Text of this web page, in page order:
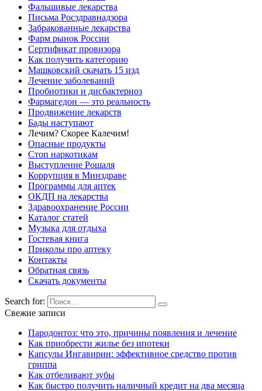
Фальшивые лекарства
Письма Росздравнадзора
Забракованные лекарства
Фарм рынок России
Сертификат провизора
Как получить категорию
Машковский скачать 15 изд
Лечение заболеваний
Пробиотики и дисбактериоз
Фармагедон — это реальность
Продвижение лекарств
Бады наступают
Лечим? Скорее Калечим!
Опасные продукты
Стоп наркотикам
Выступление Рошаля
Коррупция в Минздраве
Программы для аптек
ОКДП на лекарства
Здравоохранение России
Каталог статей
Музыка для отдыха
Гостевая книга
Приколы про аптеку
Контакты
Обратная связь
Скачать документы
Search for:
Свежие записи
Пародонтоз: что это, причины появления и лечение
Как приобрести жилье без ипотеки
Капсулы Ингавирин: эффективное средство против
гриппа
Как отбеливают зубы
Как быстро получить наличный кредит на два месяца